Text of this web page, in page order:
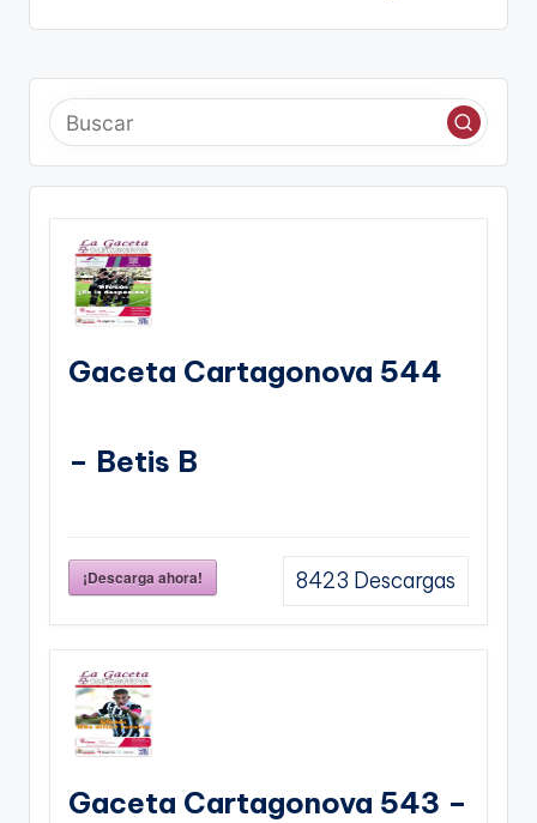
Gaceta Cartagonova 544
– Betis B
¡Descarga ahora! 8423 Descargas
Gaceta Cartagonova 543 –